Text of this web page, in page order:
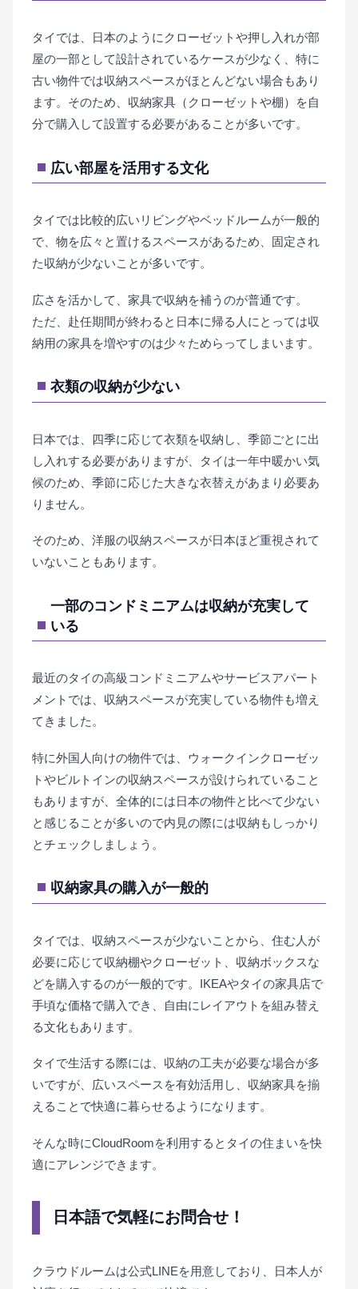
タイでは、日本のようにクローゼットや押し入れが部
屋の一部として設計されているケースが少なく、特に
古い物件では収納スペースがほとんどない場合もあり
ます。そのため、収納家具（クローゼットや棚）を自
分で購入して設置する必要があることが多いです。
広い部屋を活用する文化
タイでは比較的広いリビングやベッドルームが一般的
で、物を広々と置けるスペースがあるため、固定され
た収納が少ないことが多いです。
広さを活かして、家具で収納を補うのが普通です。
ただ、赴任期間が終わると日本に帰る人にとっては収
納用の家具を増やすのは少々ためらってしまいます。
衣類の収納が少ない
日本では、四季に応じて衣類を収納し、季節ごとに出
し入れする必要がありますが、タイは一年中暖かい気
候のため、季節に応じた大きな衣替えがあまり必要あ
りません。
そのため、洋服の収納スペースが日本ほど重視されて
いないこともあります。
一部のコンドミニアムは収納が充実して
いる
最近のタイの高級コンドミニアムやサービスアパート
メントでは、収納スペースが充実している物件も増え
てきました。
特に外国人向けの物件では、ウォークインクローゼッ
トやビルトインの収納スペースが設けられていること
もありますが、全体的には日本の物件と比べて少ない
と感じることが多いので内見の際には収納もしっかり
とチェックしましょう。
収納家具の購入が一般的
タイでは、収納スペースが少ないことから、住む人が
必要に応じて収納棚やクローゼット、収納ボックスな
どを購入するのが一般的です。IKEAやタイの家具店で
手頃な価格で購入でき、自由にレイアウトを組み替え
る文化もあります。
タイで生活する際には、収納の工夫が必要な場合が多
いですが、広いスペースを有効活用し、収納家具を揃
えることで快適に暮らせるようになります。
そんな時にCloudRoomを利用するとタイの住まいを快
適にアレンジできます。
日本語で気軽にお問合せ！
クラウドルームは公式LINEを用意しており、日本人が